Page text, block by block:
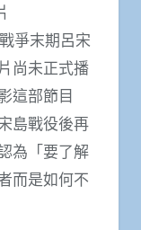
爭末期呂宋
尚未正式播
這部節目
島戰役後再
為「要了解
而是如何不